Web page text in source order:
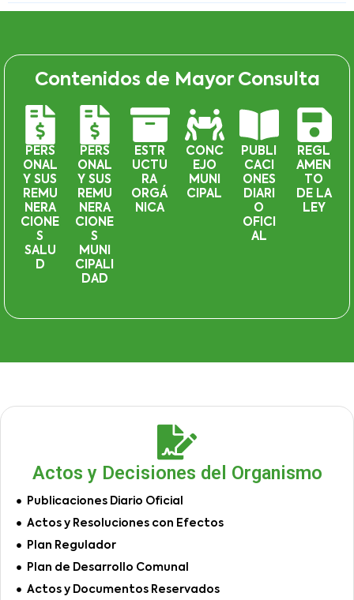
Contenidos de Mayor Consulta
PERS
ONAL
Y SUS
REMU
NERA
CIONE
S
SALU
D
PERS
ONAL
Y SUS
REMU
NERA
CIONE
S
MUNI
CIPALI
DAD
ESTR
UCTU
RA
ORGÁ
NICA
CONC
EJO
MUNI
CIPAL
PUBLI
CACI
ONES
DIARI
O
OFICI
AL
REGL
AMEN
TO
DE LA
LEY
Actos y Decisiones del Organismo
Publicaciones Diario Oficial
Actos y Resoluciones con Efectos
Plan Regulador
Plan de Desarrollo Comunal
Actos y Documentos Reservados